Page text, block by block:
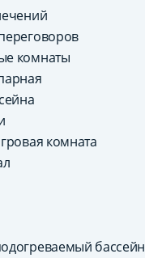
комнаты
комната
бассейн